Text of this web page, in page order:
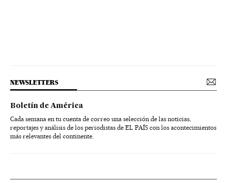
NEWSLETTERS
Boletín de América
Cada semana en tu cuenta de correo una selección de las noticias,
reportajes y análisis de los periodistas de EL PAÍS con los acontecimientos
más relevantes del continente.